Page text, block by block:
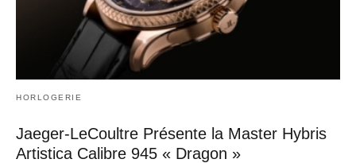
HORLOGERIE
Jaeger-LeCoultre Présente la Master Hybris
Artistica Calibre 945 « Dragon »